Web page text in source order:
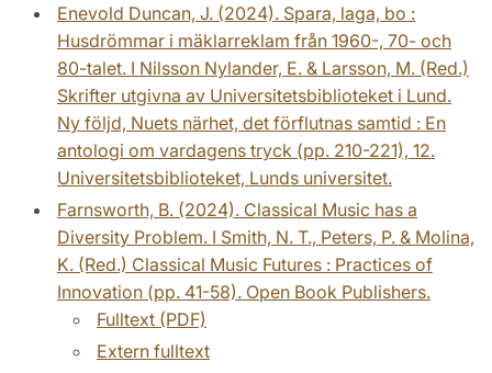
Enevold Duncan, J. (2024). Spara, laga, bo :
Husdrömmar i mäklarreklam från 1960-, 70- och
80-talet. I Nilsson Nylander, E. & Larsson, M. (Red.)
Skrifter utgivna av Universitetsbiblioteket i Lund.
Ny följd, Nuets närhet, det förflutnas samtid : En
antologi om vardagens tryck (pp. 210-221), 12.
Universitetsbiblioteket, Lunds universitet.
Farnsworth, B. (2024). Classical Music has a
Diversity Problem. I Smith, N. T., Peters, P. & Molina,
K. (Red.) Classical Music Futures : Practices of
Innovation (pp. 41-58). Open Book Publishers.
Fulltext (PDF)
Extern fulltext